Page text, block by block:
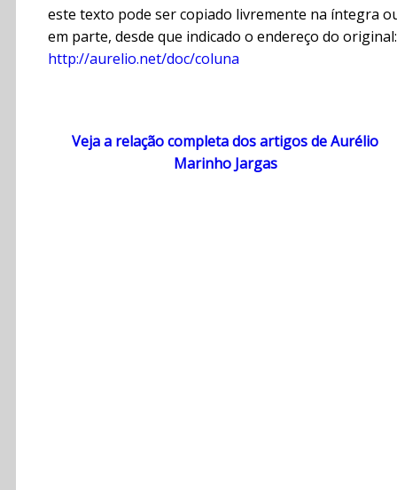
este texto pode ser copiado livremente na íntegra
em parte, desde que indicado o endereço do original:
http://aurelio.net/doc/coluna
Veja a relação completa dos artigos de Aurélio
Marinho Jargas